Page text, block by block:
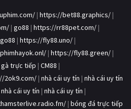
| https://bet88.graphics/ |
| go88 | https://rr88pet.com/ |
go88 | https://fly88.uno/ |
| https://fly88.green/ |
trực tiếp | CM88 |
2ok9.com/ | nhà cái uy tín | nhà cái uy tín
nhà cái uy tín | nhà cái uy tín |
| bóng đá trực tiếp